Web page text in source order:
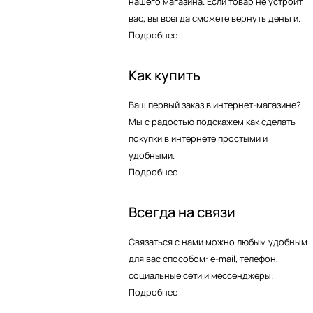
вас, вы всегда сможете вернуть деньги.
Подробнее
Как купить
Ваш первый заказ в интернет-магазине?
Мы с радостью подскажем как сделать
покупки в интернете простыми и
удобными.
Подробнее
Всегда на связи
Связаться с нами можно любым удобным
для вас способом: e-mail, телефон,
социальные сети и мессенджеры.
Подробнее